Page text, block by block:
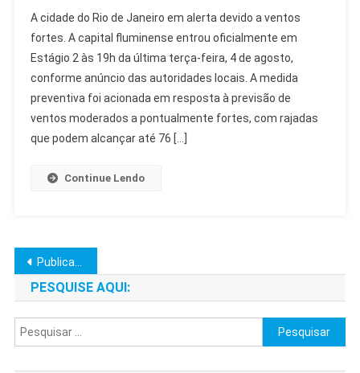
De
Janeiro
Em
Alerta:
Ventos
Fortes
Ativam
A cidade do Rio de Janeiro em alerta devido a ventos
fortes. A capital fluminense entrou oficialmente em
Estágio 2 às 19h da última terça-feira, 4 de agosto,
conforme anúncio das autoridades locais. A medida
preventiva foi acionada em resposta à previsão de
ventos moderados a pontualmente fortes, com rajadas
que podem alcançar até 76 […]
Continue Lendo
Navegação
por
posts
Publicações mais antigas
PESQUISE AQUI:
Pesquisar
por: